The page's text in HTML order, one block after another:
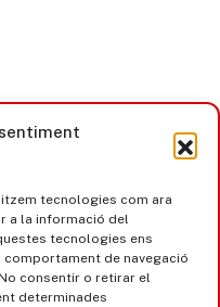
tecnologies com ara
a la informació del
tecnologies ens
de navegació
consentir o retirar el
determinades